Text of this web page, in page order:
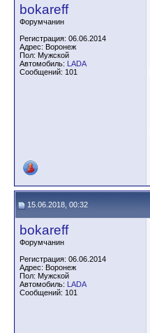
bokareff
Форумчанин
Регистрация: 06.06.2014
Адрес: Воронеж
Пол: Мужской
Автомобиль: LADA
Сообщений: 101
15.06.2018, 00:32
bokareff
Форумчанин
Регистрация: 06.06.2014
Адрес: Воронеж
Пол: Мужской
Автомобиль: LADA
Сообщений: 101